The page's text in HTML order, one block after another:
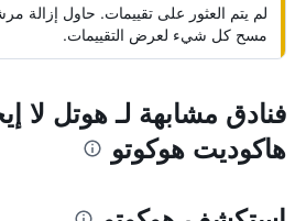
لم يتم العثور على تقييمات. حاول إزالة
مسح كل شيء لعرض التقييمات.
فنادق مشابهة لـ هوتل لا
هاكوديت هوكوتو